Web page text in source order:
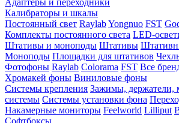
Адаптеры и переходники
Калибраторы и шкалы
Постоянный свет RaylabYongnuo FST
Комплекты постоянного света LED-
Штативы и моноподы Штативы
Моноподы Площадки для штативов
Фотофоны Raylab Colorama FST Все
Хромакей фоны Виниловые фоны
Системы крепления Зажимы, держатели,
системы Системы установки фона
Накамерные мониторы Feelworld Lilliput
Софтбоксы